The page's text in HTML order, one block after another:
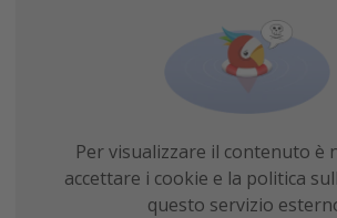
Per visualizzare il contenuto è
accettare i cookie e la politica
questo servizio